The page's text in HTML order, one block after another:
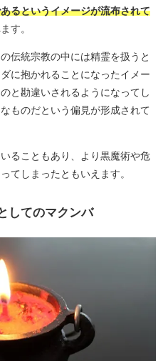
るというイメージが流布されて
す。
伝統宗教の中には精霊を扱うと
に抱かれることになったイメー
と勘違いされるようになってし
ものだという偏見が形成されて
ることもあり、より黒魔術や危
てしまったともいえます。
してのマクンバ